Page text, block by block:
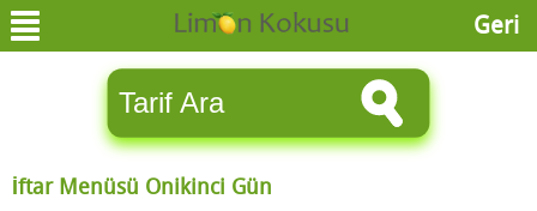
Geri
İftar Menüsü Onikinci Gün